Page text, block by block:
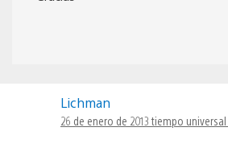
Lichman
26 de enero de 2013 tiempo